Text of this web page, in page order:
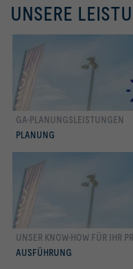
UNSERE
GA-PLANUNGSLEISTUNGEN
PLANUNG
Planung
UNSER KNOW-HOW FÜR IHR
AUSFÜHRUNG
Ausführung